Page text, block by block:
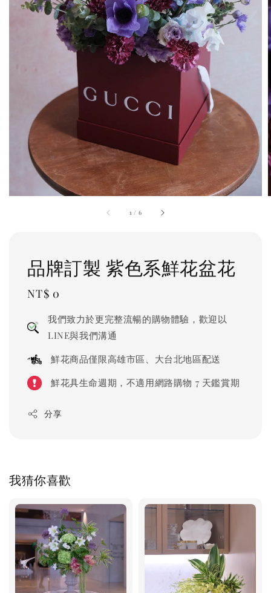
1 / 6
品牌訂製 紫色系鮮花盆花
Regular
NT$ 0
我們致力於更完整流暢的購物體驗，歡迎以
LINE與我們溝通
鮮花商品僅限高雄市區、大台北地區配送
鮮花具生命週期，不適用網路購物 7 天鑑賞期
分享
我猜你喜歡